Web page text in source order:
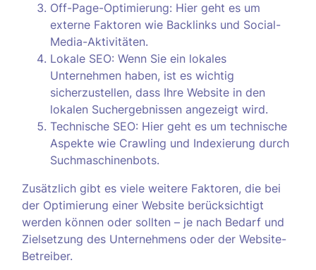
Off-Page-Optimierung: Hier geht es um
externe Faktoren wie Backlinks und Social-
Media-Aktivitäten.
Lokale SEO: Wenn Sie ein lokales
Unternehmen haben, ist es wichtig
sicherzustellen, dass Ihre Website in den
lokalen Suchergebnissen angezeigt wird.
Technische SEO: Hier geht es um technische
Aspekte wie Crawling und Indexierung durch
Suchmaschinenbots.
Zusätzlich gibt es viele weitere Faktoren, die bei
der Optimierung einer Website berücksichtigt
werden können oder sollten – je nach Bedarf und
Zielsetzung des Unternehmens oder der Website-
Betreiber.